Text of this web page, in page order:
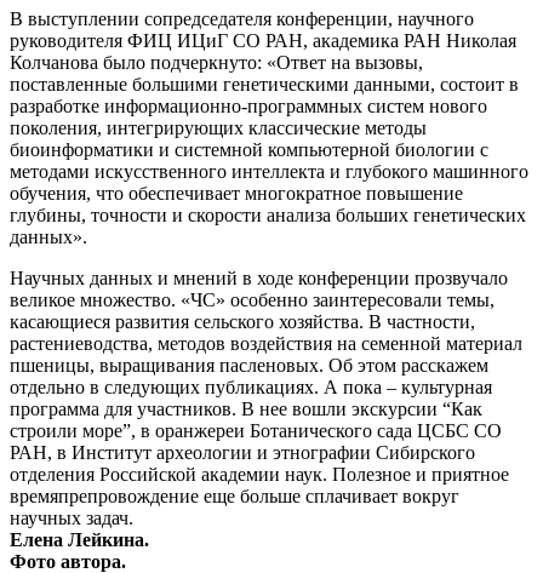
В выступлении сопредседателя конференции, научного
руководителя ФИЦ ИЦиГ СО РАН, академика РАН Николая
Колчанова было подчеркнуто: «Ответ на вызовы,
поставленные большими генетическими данными, состоит в
разработке информационно-программных систем нового
поколения, интегрирующих классические методы
биоинформатики и системной компьютерной биологии с
методами искусственного интеллекта и глубокого машинного
обучения, что обеспечивает многократное повышение
глубины, точности и скорости анализа больших генетических
данных».
Научных данных и мнений в ходе конференции прозвучало
великое множество. «ЧС» особенно заинтересовали темы,
касающиеся развития сельского хозяйства. В частности,
растениеводства, методов воздействия на семенной материал
пшеницы, выращивания пасленовых. Об этом расскажем
отдельно в следующих публикациях. А пока – культурная
программа для участников. В нее вошли экскурсии “Как
строили море”, в оранжереи Ботанического сада ЦСБС СО
РАН, в Институт археологии и этнографии Сибирского
отделения Российской академии наук. Полезное и приятное
времяпрепровождение еще больше сплачивает вокруг
научных задач.
Елена Лейкина.
Фото автора.